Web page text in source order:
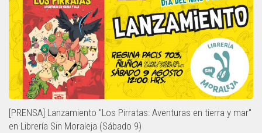
[PRENSA] Lanzamiento "Los Pirratas: Aventuras en tierra y mar"
en Librería Sin Moraleja (Sábado 9)